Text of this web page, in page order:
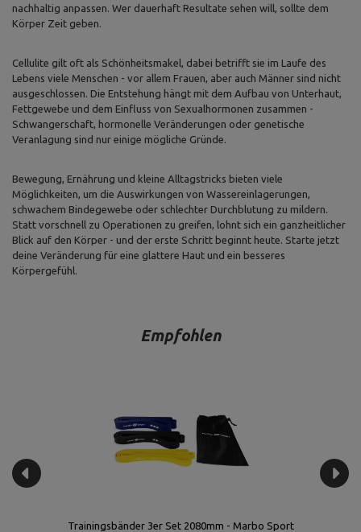
nachhaltig anpassen. Wer dauerhaft Resultate sehen will, sollte dem
Körper Zeit geben.
Cellulite gilt oft als Schönheitsmakel, dabei betrifft sie im Laufe des
Lebens viele Menschen - vor allem Frauen, aber auch Männer sind nicht
ausgeschlossen. Die Entstehung hängt mit dem Aufbau von Unterhaut,
Fettgewebe und dem Einfluss von Sexualhormonen zusammen -
Schwangerschaft, hormonelle Veränderungen oder genetische
Veranlagung sind nur einige mögliche Gründe.
Bewegung, Ernährung und kleine Alltagstricks bieten viele
Möglichkeiten, um die Auswirkungen von Wassereinlagerungen,
schwachem Bindegewebe oder schlechter Durchblutung zu mildern.
Statt vorschnell zu Operationen zu greifen, lohnt sich ein ganzheitlicher
Blick auf den Körper - und der erste Schritt beginnt heute. Starte jetzt
deine Veränderung für eine glattere Haut und ein besseres
Körpergefühl.
Empfohlen
Trainingsbänder 3er Set 2080mm - Marbo Sport